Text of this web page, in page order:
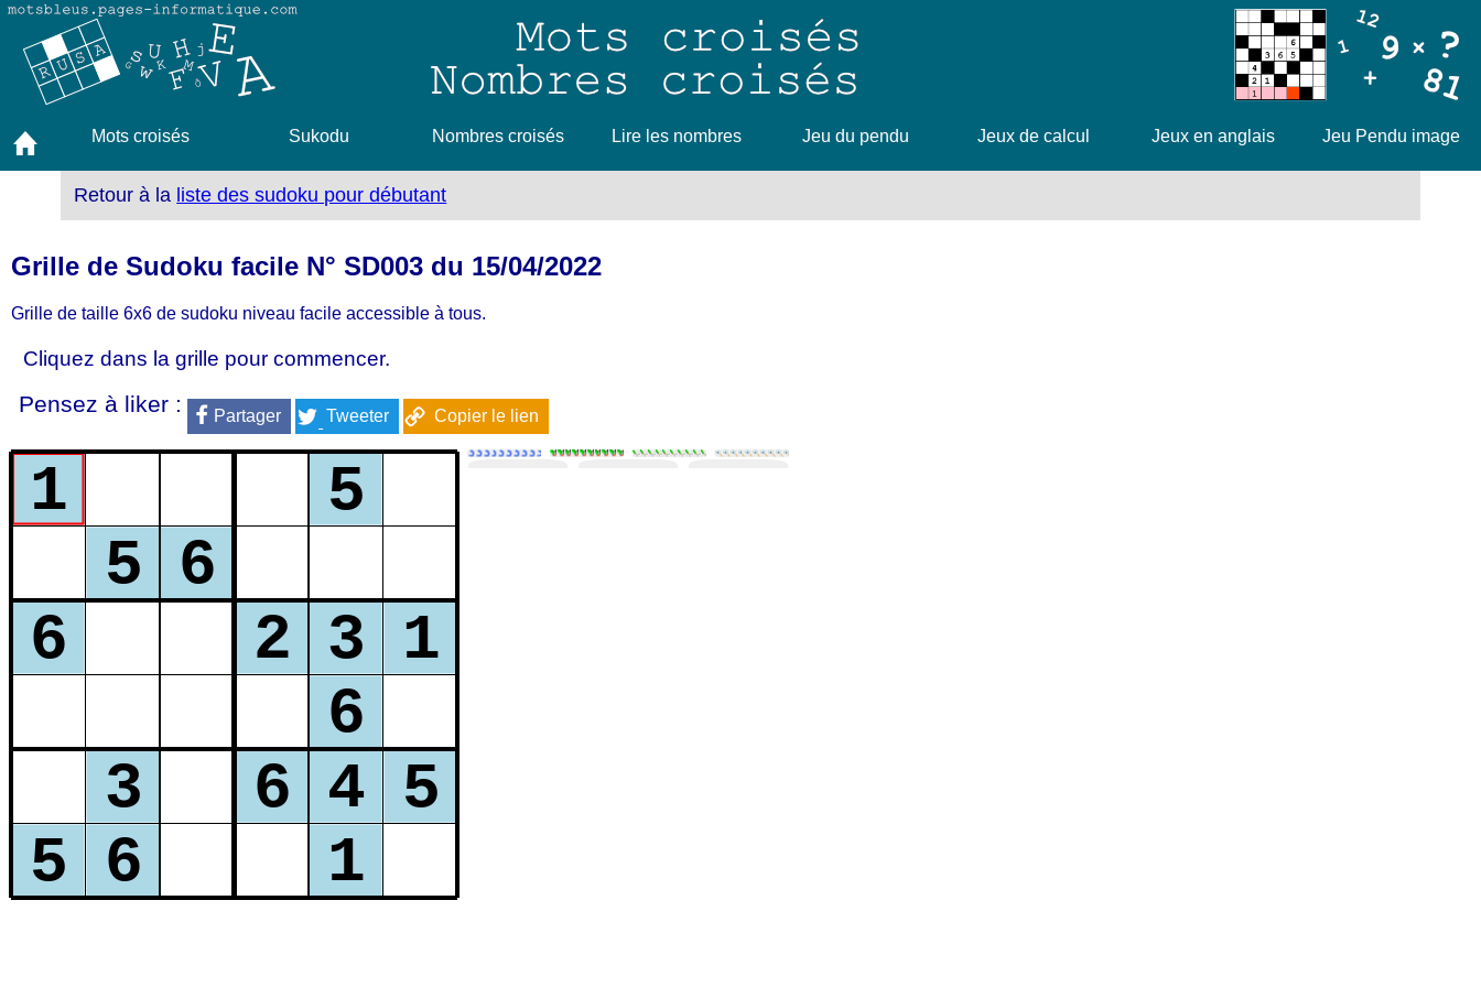
Mots croisés Sukodu Nombres croisés Lire les nombres Jeu du pendu Jeux de calcul Jeux en anglais Jeu Pendu image
Retour à la liste des sudoku pour débutant
Grille de Sudoku facile N° SD003 du 15/04/2022
Grille de taille 6x6 de sudoku niveau facile accessible à tous.
Cliquez dans la grille pour commencer.
Pensez à liker : Partager Tweeter Copier le lien